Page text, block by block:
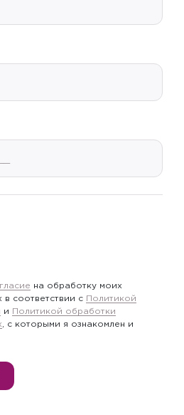
на обработку моих
в соответствии с Политикой
и
Политикой обработки
, с которыми я ознакомлен и